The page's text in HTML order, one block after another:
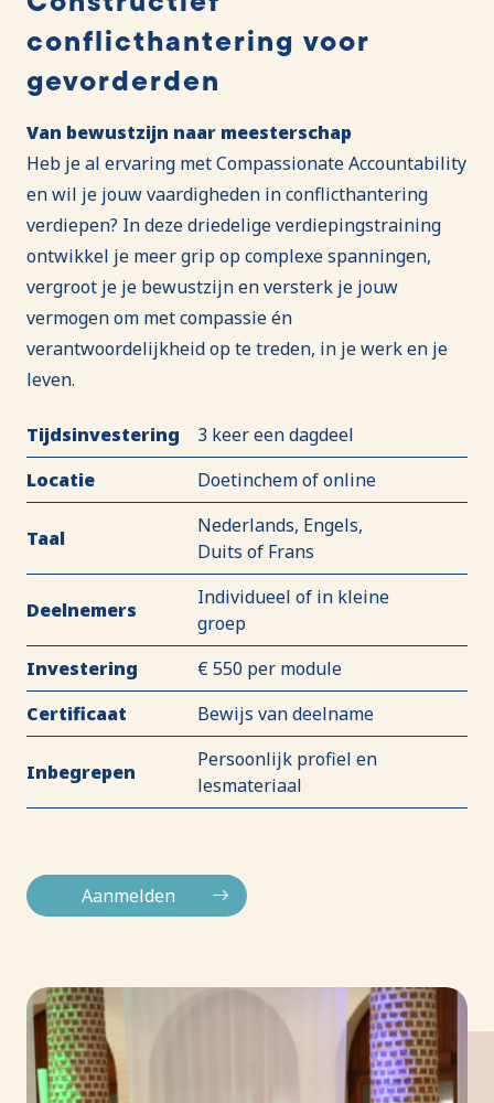
conflicthantering voor
gevorderden
Van bewustzijn naar meesterschap
Heb je al ervaring met Compassionate Accountability
en wil je jouw vaardigheden in conflicthantering
verdiepen? In deze driedelige verdiepingstraining
ontwikkel je meer grip op complexe spanningen,
vergroot je je bewustzijn en versterk je jouw
vermogen om met compassie én
verantwoordelijkheid op te treden, in je werk en je
leven.
Tijdsinvestering
3 keer een dagdeel
Locatie
Doetinchem of online
Taal
Nederlands, Engels,
Duits of Frans
Deelnemers
Individueel of in kleine
groep
Investering
€ 550 per module
Certificaat
Bewijs van deelname
Inbegrepen
Persoonlijk profiel en
lesmateriaal
Aanmelden